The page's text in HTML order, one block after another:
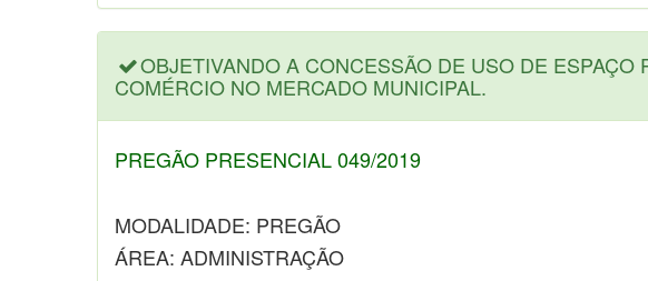
OBJETIVANDO A CONCESSÃO DE USO DE
COMÉRCIO NO MERCADO MUNICIPAL.
PREGÃO PRESENCIAL 049/2019
MODALIDADE: PREGÃO
ÁREA: ADMINISTRAÇÃO